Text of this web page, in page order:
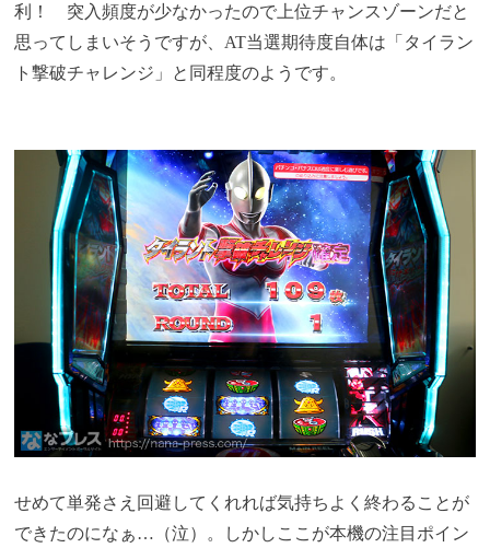
利！ 突入頻度が少なかったので上位チャンスゾーンだと
思ってしまいそうですが、AT当選期待度自体は「タイラン
ト撃破チャレンジ」と同程度のようです。
せめて単発さえ回避してくれれば気持ちよく終わることが
できたのになぁ…（泣）。しかしここが本機の注目ポイン